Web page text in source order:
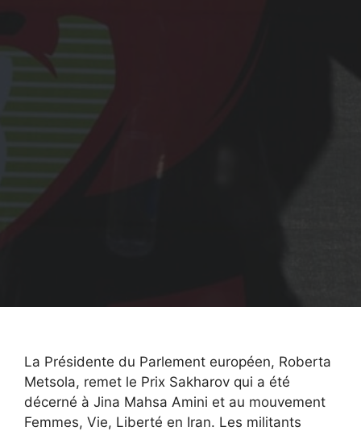
La Présidente du Parlement européen, Roberta
Metsola, remet le Prix Sakharov qui a été
décerné à Jina Mahsa Amini et au mouvement
Femmes, Vie, Liberté en Iran. Les militants